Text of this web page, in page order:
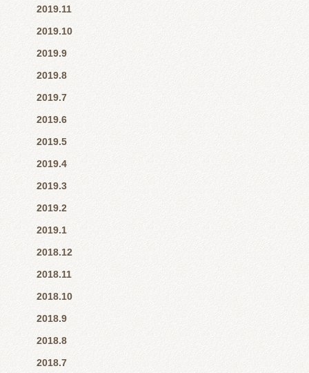
2019.11
2019.10
2019.9
2019.8
2019.7
2019.6
2019.5
2019.4
2019.3
2019.2
2019.1
2018.12
2018.11
2018.10
2018.9
2018.8
2018.7